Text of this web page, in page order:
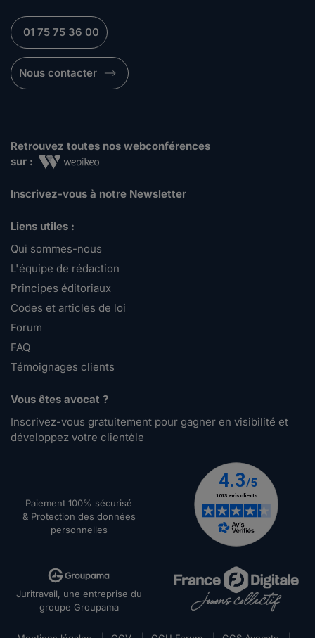
01 75 75 36 00
Nous contacter
Retrouvez toutes nos webconférences
sur :
Inscrivez-vous à notre Newsletter
Liens utiles :
Qui sommes-nous
L'équipe de rédaction
Principes éditoriaux
Codes et articles de loi
Forum
FAQ
Témoignages clients
Vous êtes avocat ?
Inscrivez-vous gratuitement pour gagner en visibilité et
développez votre clientèle
Paiement 100% sécurisé
& Protection des données
personnelles
Juritravail, une entreprise du
groupe Groupama